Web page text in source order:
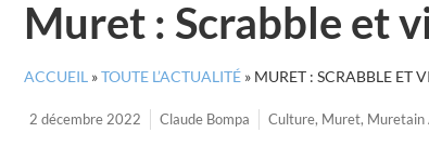
Muret : Scrabble et
ACCUEIL »TOUTE L’ACTUALITÉ » MURET : SCRABBLE ET
2 décembre 2022 Claude Bompa Culture, Muret, Muretain